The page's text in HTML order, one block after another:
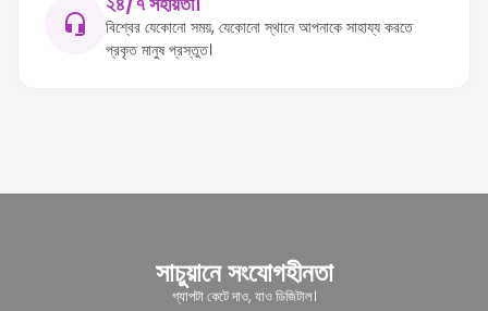
বিশ্বের যেকোনো সময়, যেকোনো স্থানে আপনাকে সাহায্য করতে
প্রকৃত মানুষ প্রস্তুত।
সাচুয়ানে সংযোগহীনতা
গ্যাপটা কেটে দাও, যাও ডিজিটাল।